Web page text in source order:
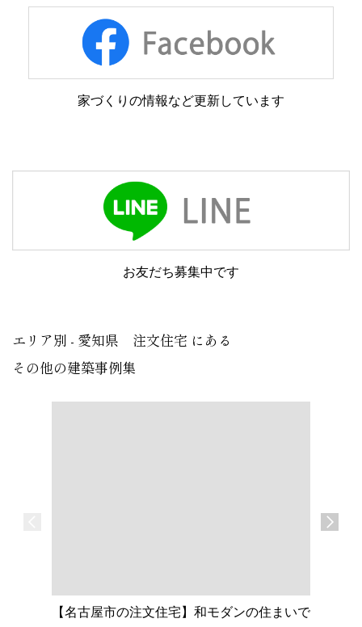
家づくりの情報など更新しています
お友だち募集中です
エリア別 - 愛知県 注文住宅 にある
その他の建築事例集
【名古屋市の注文住宅】和モダンの住まいで